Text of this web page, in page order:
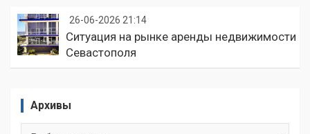
26-06-2026 21:14
Ситуация на рынке аренды недвижимости
Севастополя
Архивы